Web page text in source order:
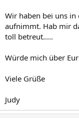
Wir haben bei uns in
aufnimmt. Hab mir
toll betreut.....
Würde mich über
Viele Grüße
Judy